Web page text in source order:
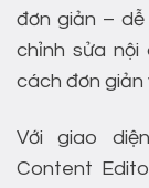
đơn giản –
chỉnh sửa
cách đơn giản
Với giao
Content